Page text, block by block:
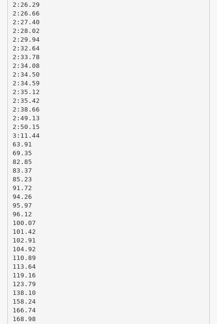
2:26.29
2:26.66
2:27.40
2:28.02
2:29.94
2:32.64
2:33.78
2:34.08
2:34.50
2:34.59
2:35.12
2:35.42
2:38.66
2:49.13
2:50.15
3:11.44
63.91
69.35
82.85
83.37
85.23
91.72
94.26
95.97
96.12
100.07
101.42
102.91
104.92
110.89
113.64
119.16
123.79
138.10
158.24
166.74
168.98